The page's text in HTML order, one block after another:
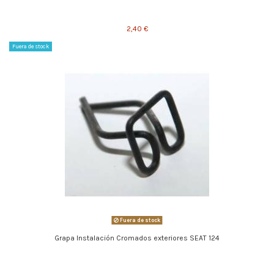
2,40 €
Fuera de stock
Fuera de stock
Grapa Instalación Cromados exteriores SEAT 124